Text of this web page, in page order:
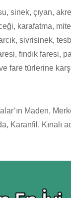
sinek, çıyan,
karafatma,
sivrisinek,
fındık
fare türlerine
Maden,
Karanfil, Kınalı